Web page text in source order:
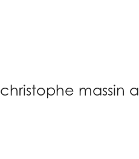
christophe massin